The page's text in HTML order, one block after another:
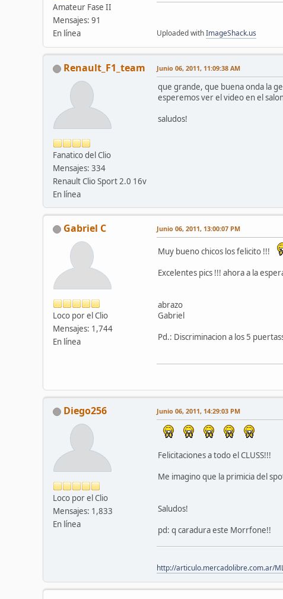
Amateur Fase II
Mensajes: 91
En línea
Uploaded withImageShack.us
Renault_F1_team
Fanatico del Clio
Mensajes: 334
Renault Clio Sport 2.0 16v
En línea
Junio 06, 2011, 11:09:38 AM
que grande, que buena onda la
esperemos ver el video en el
saludos!
Gabriel C
Loco por el Clio
Mensajes: 1,744
En línea
Junio 06, 2011, 13:00:07 PM
Muy bueno chicos los felicito !!!
Excelentes pics !!! ahora a la
abrazo
Gabriel
Pd.: Discriminacion a los 5
Diego256
Loco por el Clio
Mensajes: 1,833
En línea
Junio 06, 2011, 14:29:03 PM
Felicitaciones a todo el CLUSS!!!
Me imagino que la primicia del
Saludos!
pd: q caradura este Morrfone!!
http://articulo.mercadolibre.com.ar/